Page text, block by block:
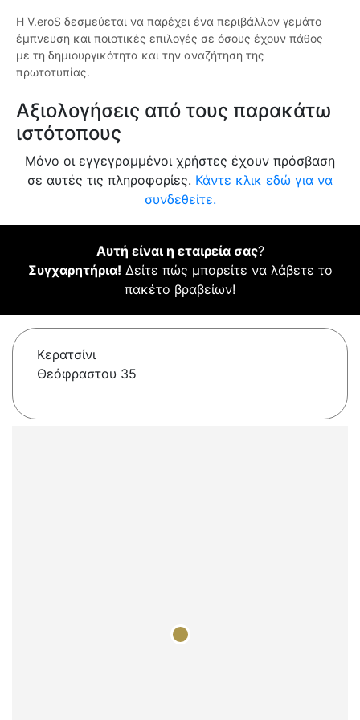
Η V.eroS δεσμεύεται να παρέχει ένα περιβάλλον γεμάτο
έμπνευση και ποιοτικές επιλογές σε όσους έχουν πάθος
με τη δημιουργικότητα και την αναζήτηση της
πρωτοτυπίας.
Αξιολογήσεις από τους παρακάτω
ιστότοπους
Μόνο οι εγγεγραμμένοι χρήστες έχουν πρόσβαση
σε αυτές τις πληροφορίες. Κάντε κλικ εδώ για να
συνδεθείτε.
Αυτή είναι η εταιρεία σας?
Συγχαρητήρια! Δείτε πώς μπορείτε να λάβετε το
πακέτο βραβείων!
Κερατσίνι
Θεόφραστου 35